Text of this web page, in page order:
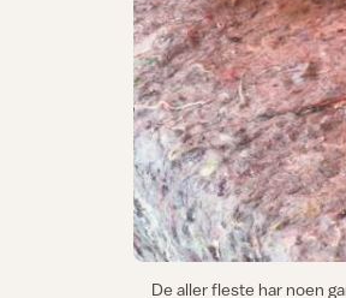
De aller fleste har noen